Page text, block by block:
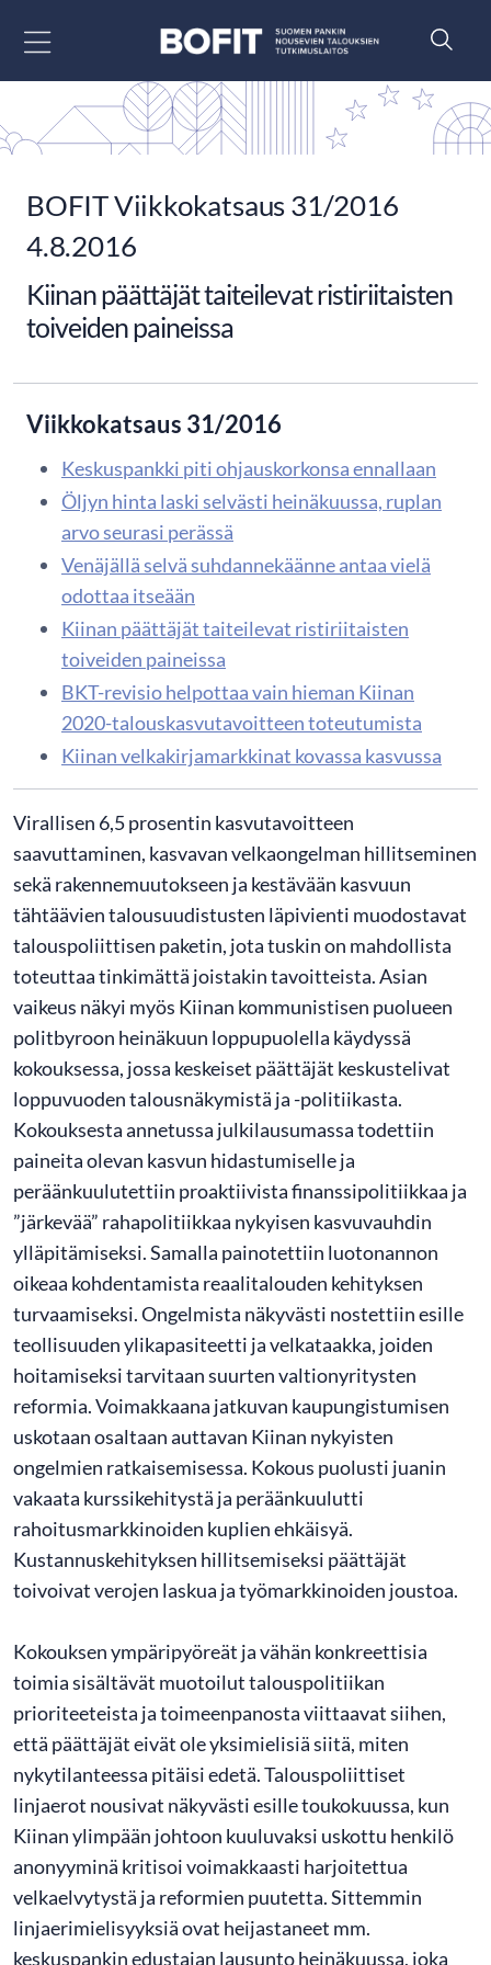
BOFIT Viikkokatsaus 31/2016
4.8.2016
Kiinan päättäjät taiteilevat ristiriitaisten
toiveiden paineissa
Viikkokatsaus 31/2016
Keskuspankki piti ohjauskorkonsa ennallaan
Öljyn hinta laski selvästi heinäkuussa, ruplan
arvo seurasi perässä
Venäjällä selvä suhdannekäänne antaa vielä
odottaa itseään
Kiinan päättäjät taiteilevat ristiriitaisten
toiveiden paineissa
BKT-revisio helpottaa vain hieman Kiinan
2020-talouskasvutavoitteen toteutumista
Kiinan velkakirjamarkkinat kovassa kasvussa
Virallisen 6,5 prosentin kasvutavoitteen
saavuttaminen, kasvavan velkaongelman hillitseminen
sekä rakennemuutokseen ja kestävään kasvuun
tähtäävien talousuudistusten läpivienti muodostavat
talouspoliittisen paketin, jota tuskin on mahdollista
toteuttaa tinkimättä joistakin tavoitteista. Asian
vaikeus näkyi myös Kiinan kommunistisen puolueen
politbyroon heinäkuun loppupuolella käydyssä
kokouksessa, jossa keskeiset päättäjät keskustelivat
loppuvuoden talousnäkymistä ja -politiikasta.
Kokouksesta annetussa julkilausumassa todettiin
paineita olevan kasvun hidastumiselle ja
peräänkuulutettiin proaktiivista finanssipolitiikkaa ja
”järkevää” rahapolitiikkaa nykyisen kasvuvauhdin
ylläpitämiseksi. Samalla painotettiin luotonannon
oikeaa kohdentamista reaalitalouden kehityksen
turvaamiseksi. Ongelmista näkyvästi nostettiin esille
teollisuuden ylikapasiteetti ja velkataakka, joiden
hoitamiseksi tarvitaan suurten valtionyritysten
reformia. Voimakkaana jatkuvan kaupungistumisen
uskotaan osaltaan auttavan Kiinan nykyisten
ongelmien ratkaisemisessa. Kokous puolusti juanin
vakaata kurssikehitystä ja peräänkuulutti
rahoitusmarkkinoiden kuplien ehkäisyä.
Kustannuskehityksen hillitsemiseksi päättäjät
toivoivat verojen laskua ja työmarkkinoiden joustoa.
Kokouksen ympäripyöreät ja vähän konkreettisia
toimia sisältävät muotoilut talouspolitiikan
prioriteeteista ja toimeenpanosta viittaavat siihen,
että päättäjät eivät ole yksimielisiä siitä, miten
nykytilanteessa pitäisi edetä. Talouspoliittiset
linjaerot nousivat näkyvästi esille toukokuussa, kun
Kiinan ylimpään johtoon kuuluvaksi uskottu henkilö
anonyyminä kritisoi voimakkaasti harjoitettua
velkaelvytystä ja reformien puutetta. Sittemmin
linjaerimielisyyksiä ovat heijastaneet mm.
keskuspankin edustajan lausunto heinäkuussa, joka